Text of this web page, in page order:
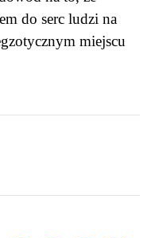
do serc ludzi na
miejscu